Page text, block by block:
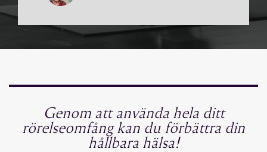
Genom att använda hela ditt
rörelseomfång kan du förbättra din
hållbara hälsa!